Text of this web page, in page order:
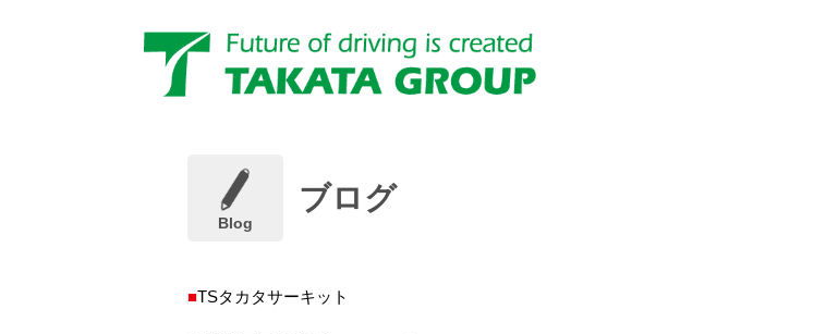
Blog
ブログ
TSタカタサーキット